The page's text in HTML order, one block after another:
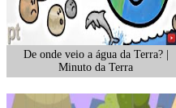
De onde veio a água da Terra? |
Minuto da Terra